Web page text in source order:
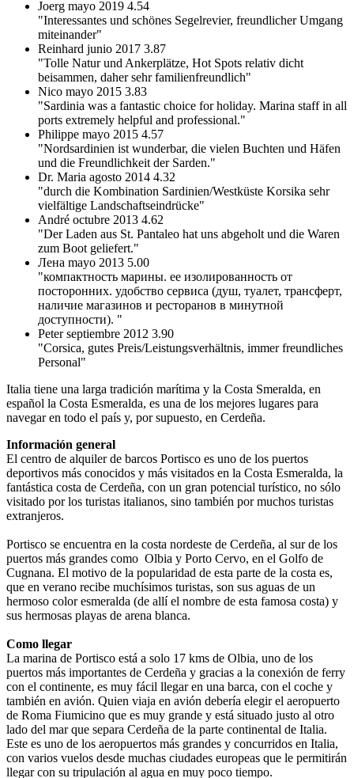
Joerg mayo 2019 4.54
"Interessantes und schönes Segelrevier, freundlicher Umgang
miteinander"
Reinhard junio 2017 3.87
"Tolle Natur und Ankerplätze, Hot Spots relativ dicht
beisammen, daher sehr familienfreundlich"
Nico mayo 2015 3.83
"Sardinia was a fantastic choice for holiday. Marina staff in all
ports extremely helpful and professional."
Philippe mayo 2015 4.57
"Nordsardinien ist wunderbar, die vielen Buchten und Häfen
und die Freundlichkeit der Sarden."
Dr. Maria agosto 2014 4.32
"durch die Kombination Sardinien/Westküste Korsika sehr
vielfältige Landschaftseindrücke"
André octubre 2013 4.62
"Der Laden aus St. Pantaleo hat uns abgeholt und die Waren
zum Boot geliefert."
Лена mayo 2013 5.00
"компактность марины. ее изолированность от
посторонних. удобство сервиса (душ, туалет, трансферт,
наличие магазинов и ресторанов в минутной
доступности). "
Peter septiembre 2012 3.90
"Corsica, gutes Preis/Leistungsverhältnis, immer freundliches
Personal"
Italia tiene una larga tradición marítima y la Costa Smeralda, en
español la Costa Esmeralda, es una de los mejores lugares para
navegar en todo el país y, por supuesto, en Cerdeña.
Información general
El centro de alquiler de barcos Portisco es uno de los puertos
deportivos más conocidos y más visitados en la Costa Esmeralda, la
fantástica costa de Cerdeña, con un gran potencial turístico, no sólo
visitado por los turistas italianos, sino también por muchos turistas
extranjeros.
Portisco se encuentra en la costa nordeste de Cerdeña, al sur de los
puertos más grandes como Olbia y Porto Cervo, en el Golfo de
Cugnana. El motivo de la popularidad de esta parte de la costa es,
que en verano recibe muchísimos turistas, son sus aguas de un
hermoso color esmeralda (de allí el nombre de esta famosa costa) y
sus hermosas playas de arena blanca.
Como llegar
La marina de Portisco está a solo 17 kms de Olbia, uno de los
puertos más importantes de Cerdeña y gracias a la conexión de ferry
con el continente, es muy fácil llegar en una barca, con el coche y
también en avión. Quien viaja en avión debería elegir el aeropuerto
de Roma Fiumicino que es muy grande y está situado justo al otro
lado del mar que separa Cerdeña de la parte continental de Italia.
Este es uno de los aeropuertos más grandes y concurridos en Italia,
con varios vuelos desde muchas ciudades europeas que le permitirán
llegar con su tripulación al agua en muy poco tiempo.